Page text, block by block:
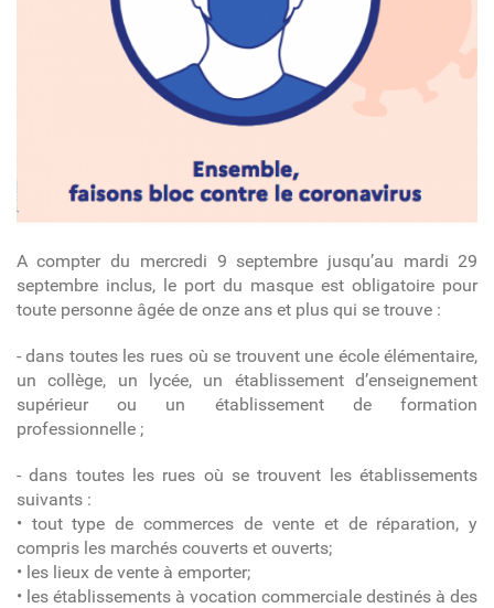
A compter du mercredi 9 septembre jusqu’au mardi 29
septembre inclus, le port du masque est obligatoire pour
toute personne âgée de onze ans et plus qui se trouve :
- dans toutes les rues où se trouvent une école élémentaire,
un collège, un lycée, un établissement d’enseignement
supérieur ou un établissement de formation
professionnelle ;
- dans toutes les rues où se trouvent les établissements
suivants :
• tout type de commerces de vente et de réparation, y
compris les marchés couverts et ouverts;
• les lieux de vente à emporter;
• les établissements à vocation commerciale destinés à des